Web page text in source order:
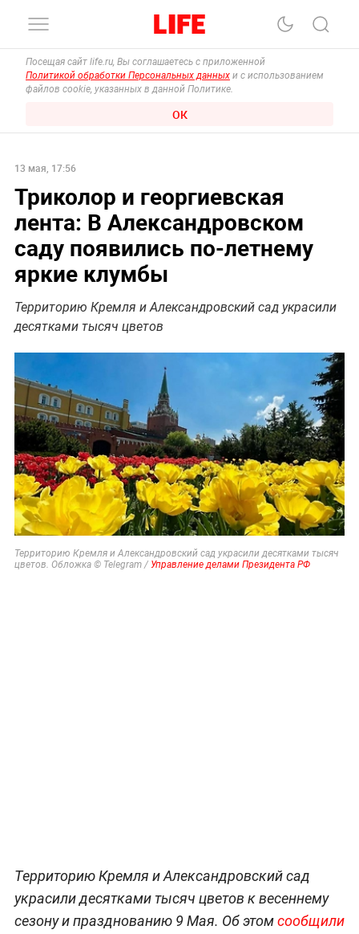
Посещая сайт life.ru, Вы соглашаетесь с приложенной
Политикой обработки Персональных данных и с использованием
файлов cookie, указанных в данной Политике.
ОК
13 мая, 17:56
Триколор и георгиевская
лента: В Александровском
саду появились по-летнему
яркие клумбы
Территорию Кремля и Александровский сад украсили
десятками тысяч цветов
Территорию Кремля и Александровский сад украсили десятками тысяч
цветов. Обложка © Telegram /Управление делами Президента РФ
Территорию Кремля и Александровский сад
украсили десятками тысяч цветов к весеннему
сезону и празднованию 9 Мая. Об этомсообщили